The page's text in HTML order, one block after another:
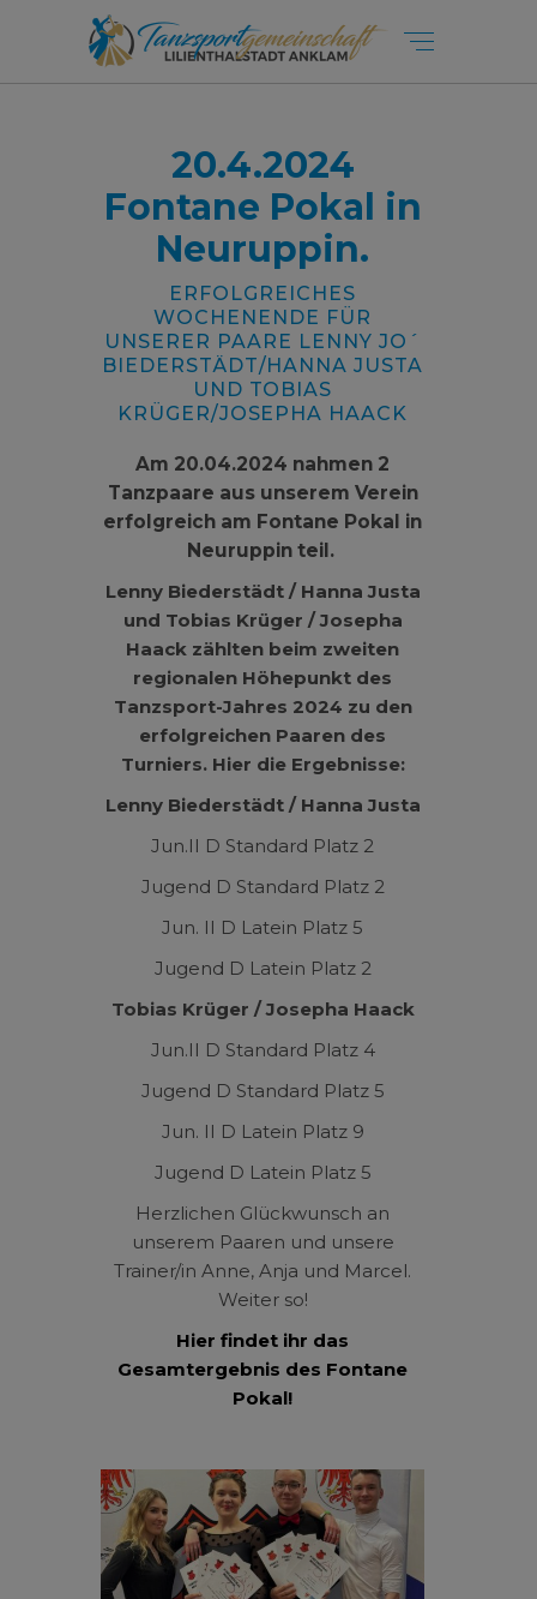
20.4.2024
Fontane Pokal in
Neuruppin.
ERFOLGREICHES
WOCHENENDE FÜR
UNSERER PAARE LENNY JO´
BIEDERSTÄDT/HANNA JUSTA
UND TOBIAS
KRÜGER/JOSEPHA HAACK
Am 20.04.2024 nahmen 2
Tanzpaare aus unserem Verein
erfolgreich am Fontane Pokal in
Neuruppin teil.
Lenny Biederstädt / Hanna Justa
und Tobias Krüger / Josepha
Haack zählten beim zweiten
regionalen Höhepunkt des
Tanzsport-Jahres 2024 zu den
erfolgreichen Paaren des
Turniers. Hier die Ergebnisse:
Lenny Biederstädt / Hanna Justa
Jun.II D Standard Platz 2
Jugend D Standard Platz 2
Jun. II D Latein Platz 5
Jugend D Latein Platz 2
Tobias Krüger / Josepha Haack
Jun.II D Standard Platz 4
Jugend D Standard Platz 5
Jun. II D Latein Platz 9
Jugend D Latein Platz 5
Herzlichen Glückwunsch an
unserem Paaren und unsere
Trainer/in Anne, Anja und Marcel.
Weiter so!
Hier findet ihr das
Gesamtergebnis des Fontane
Pokal!